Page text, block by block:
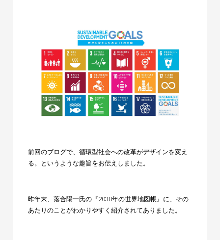
前回のブログで、循環型社会への改革がデザインを変え
る。というような趣旨をお伝えしました。
昨年末、落合陽一氏の『2030年の世界地図帳』に、その
あたりのことがわかりやすく紹介されてありました。